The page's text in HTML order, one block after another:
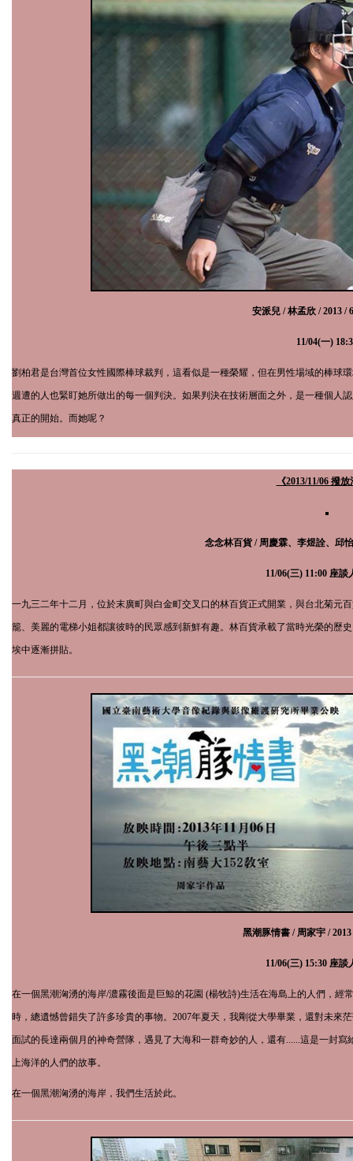
安派兒 / 林孟欣 /2013 /
11/04(一)
劉柏君是台灣首位女性國際棒球裁判，這看似是一種榮耀，但在男性場域的棒球
週遭的人也緊盯她所做出的每一個判決。如果判決在技術層面之外，是一種個人
真正的開始。而她呢？
《2013/11/06 撥放
念念林百貨 / 周慶霖、李煜詮、邱
11/06(三) 11:00 座談
一九三二年十二月，位於末廣町與白金町交叉口的林百貨正式開業，與台北菊元
籠、美麗的電梯小姐都讓彼時的民­眾感到新鮮有趣。林百貨承載了當時光榮的歷
埃中逐漸拼貼。
黑潮豚情書 / 周家宇 /2013
11/06(三) 15:30 座談
在一個黑潮洶湧的海岸/濃霧後面是巨鯨的花園 (楊牧詩)生活在海島上的人們，
時，總遺憾曾錯失了許多珍貴的事物。 2007年夏天，我剛從大學畢業，還對未來
面試的長達兩個月的神奇營隊，遇見了大海和一群奇妙的人，還有......這是一封
上海洋的人們的故事。
在一個黑潮洶湧的海岸，我們生活於此。